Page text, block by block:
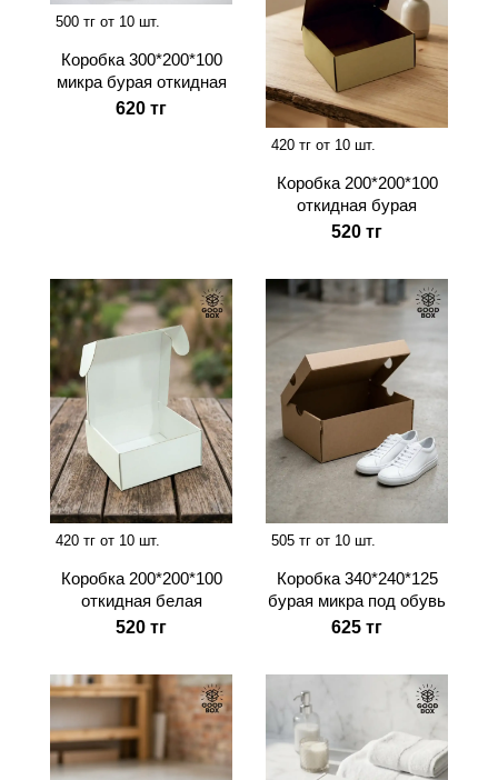
500 тг от 10 шт.
Коробка 300*200*100
микра бурая откидная
620 тг
420 тг от 10 шт.
Коробка 200*200*100
откидная бурая
520 тг
420 тг от 10 шт.
Коробка 200*200*100
откидная белая
520 тг
505 тг от 10 шт.
Коробка 340*240*125
бурая микра под обувь
625 тг